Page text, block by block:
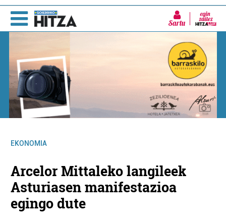
Sartu
EKONOMIA
Arcelor Mittaleko langileek
Asturiasen manifestazioa
egingo dute